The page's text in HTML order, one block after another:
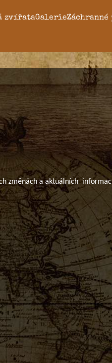
zvířataGalerie
změnách a aktuálních